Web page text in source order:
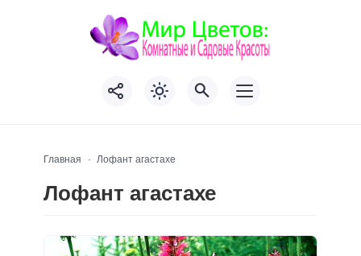
Главная Лофант агастахе
Лофант агастахе